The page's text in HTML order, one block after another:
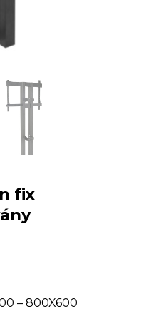
fix
– 800X600